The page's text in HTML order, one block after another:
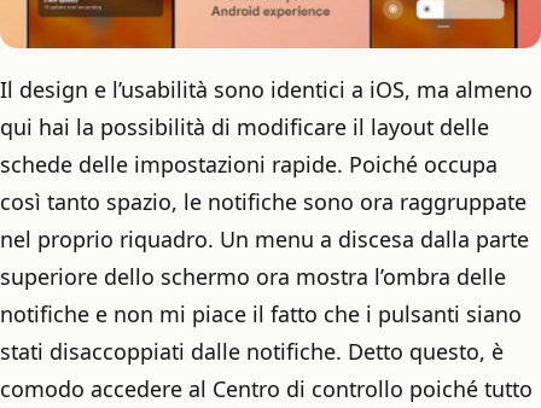
Il design e l’usabilità sono identici a iOS, ma almeno
qui hai la possibilità di modificare il layout delle
schede delle impostazioni rapide. Poiché occupa
così tanto spazio, le notifiche sono ora raggruppate
nel proprio riquadro. Un menu a discesa dalla parte
superiore dello schermo ora mostra l’ombra delle
notifiche e non mi piace il fatto che i pulsanti siano
stati disaccoppiati dalle notifiche. Detto questo, è
comodo accedere al Centro di controllo poiché tutto